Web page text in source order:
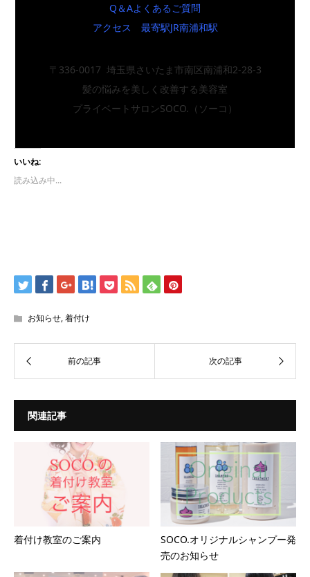
Q＆Aよくあるご質問
アクセス 最寄駅JR南浦和駅
〒336-0017 埼玉県さいたま市南区南浦和2-28-3
髪の悩みを美しく改善する美容室
プライベートサロンSOCO.（ソーコ）
いいね:
読み込み中...
お知らせ,着付け
関連記事
着付け教室のご案内
SOCO.オリジナルシャンプー発
売のお知らせ